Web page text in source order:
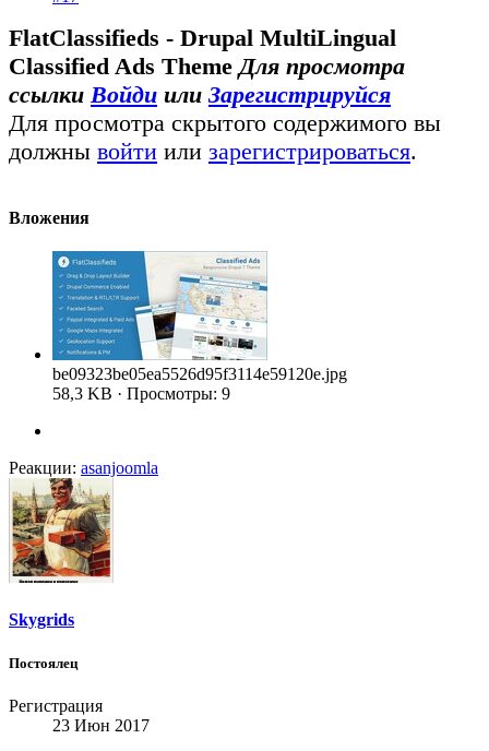
FlatClassifieds - Drupal MultiLingual
Classified Ads Theme Для просмотра
ссылки Войди или Зарегистрируйся
Для просмотра скрытого содержимого вы
должны войти или зарегистрироваться.
Вложения
be09323be05ea5526d95f3114e59120e.jpg
58,3 KB · Просмотры: 9
Реакции: asanjoomla
Skygrids
Постоялец
Регистрация
23 Июн 2017